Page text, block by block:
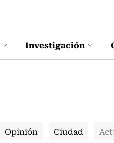
Investigación
Opinión Ciudad